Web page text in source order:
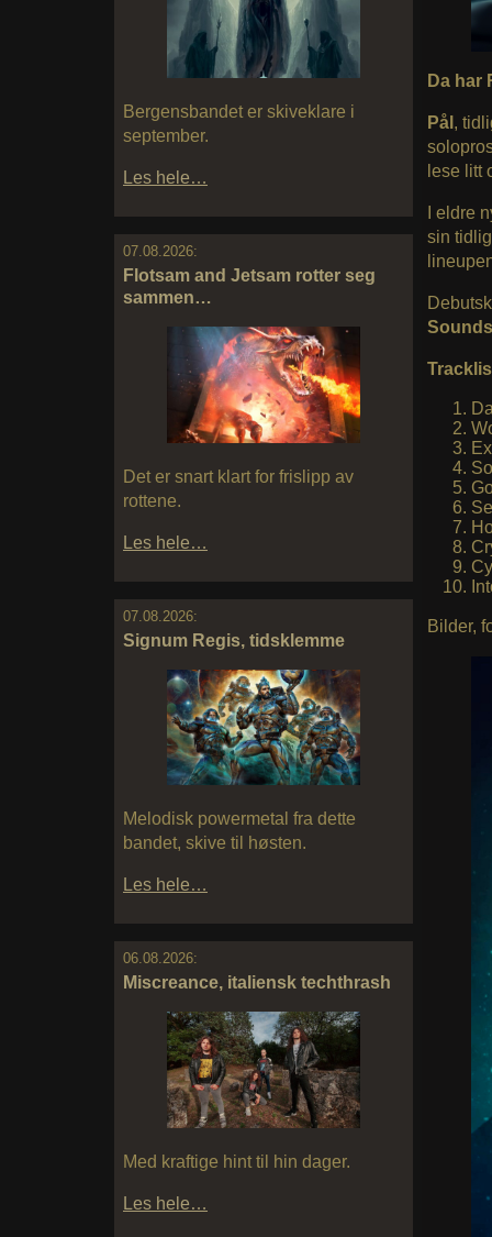
Bergensbandet er skiveklare i
september.
Les hele…
07.08.2026:
Flotsam and Jetsam rotter seg
sammen…
Det er snart klart for frislipp av
rottene.
Les hele…
07.08.2026:
Signum Regis, tidsklemme
Melodisk powermetal fra dette
bandet, skive til høsten.
Les hele…
06.08.2026:
Miscreance, italiensk techthrash
Med kraftige hint til hin dager.
Les hele…
Da har
Pål ,
lese litt
I eldre
sin
Bilder,